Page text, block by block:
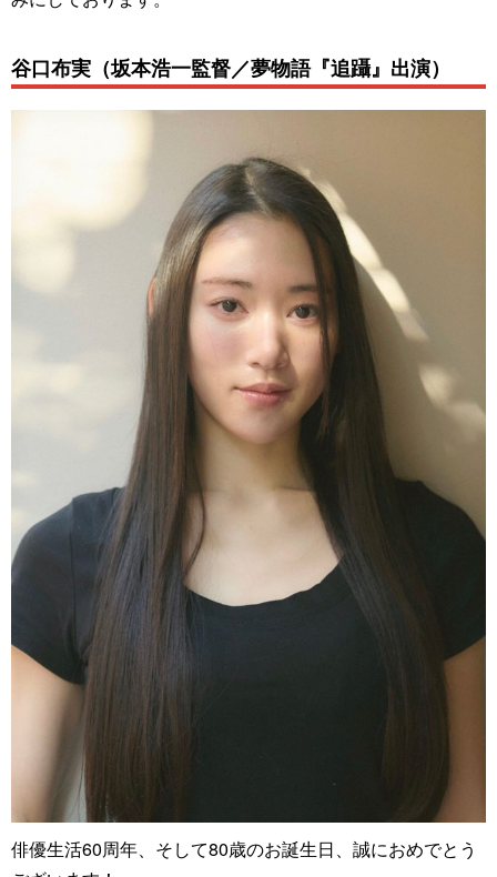
谷口布実（坂本浩一監督／夢物語『追躡』出演）
俳優生活60周年、そして80歳のお誕生日、誠におめでとう